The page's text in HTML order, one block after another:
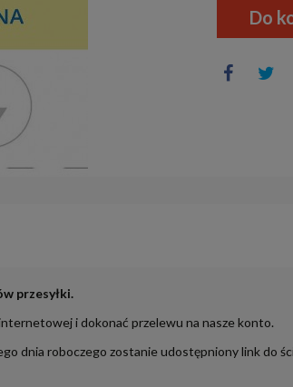
Do
przesyłki.
i dokonać przelewu na nasze konto.
dnia roboczego zostanie udostępniony link do